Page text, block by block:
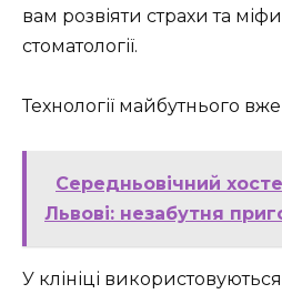
вам розвіяти страхи та
стоматології.
Технології майбутнього
Середньовічний
Львові: незабутня
У клініці